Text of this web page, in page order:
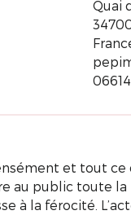
Quai
et tout ce
au public toute
à la férocité.